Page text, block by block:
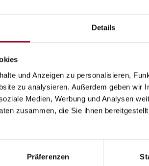
Details
und Anzeigen zu personalisieren,
zu analysieren. Außerdem geben wir
Medien, Werbung und Analysen
zusammen, die Sie ihnen
Präferenzen
Daten sehr ernst. Wir behandeln
Daten erhoben.
Daten wir erheben und wofür wir
B. bei der Kommunikation per E-
Website ist: